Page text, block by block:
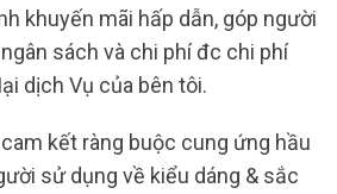
khuyến mãi hấp dẫn, góp người
sách và chi phí đc chi phí
dịch Vụ của bên tôi.
kết ràng buộc cung ứng hầu
sử dụng về kiểu dáng & sắc